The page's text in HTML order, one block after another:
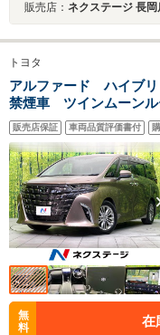
販売店： ネクステージ 長岡
トヨタ
アルファード ハイブ
禁煙車 ツインムーン
ター 純正14型ナビ
側電動スライド 電動
列シートエアコン ETC
販売店保証 車両品質評価書付
無
料
在